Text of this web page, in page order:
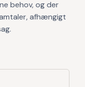
behov, og der
afhængigt